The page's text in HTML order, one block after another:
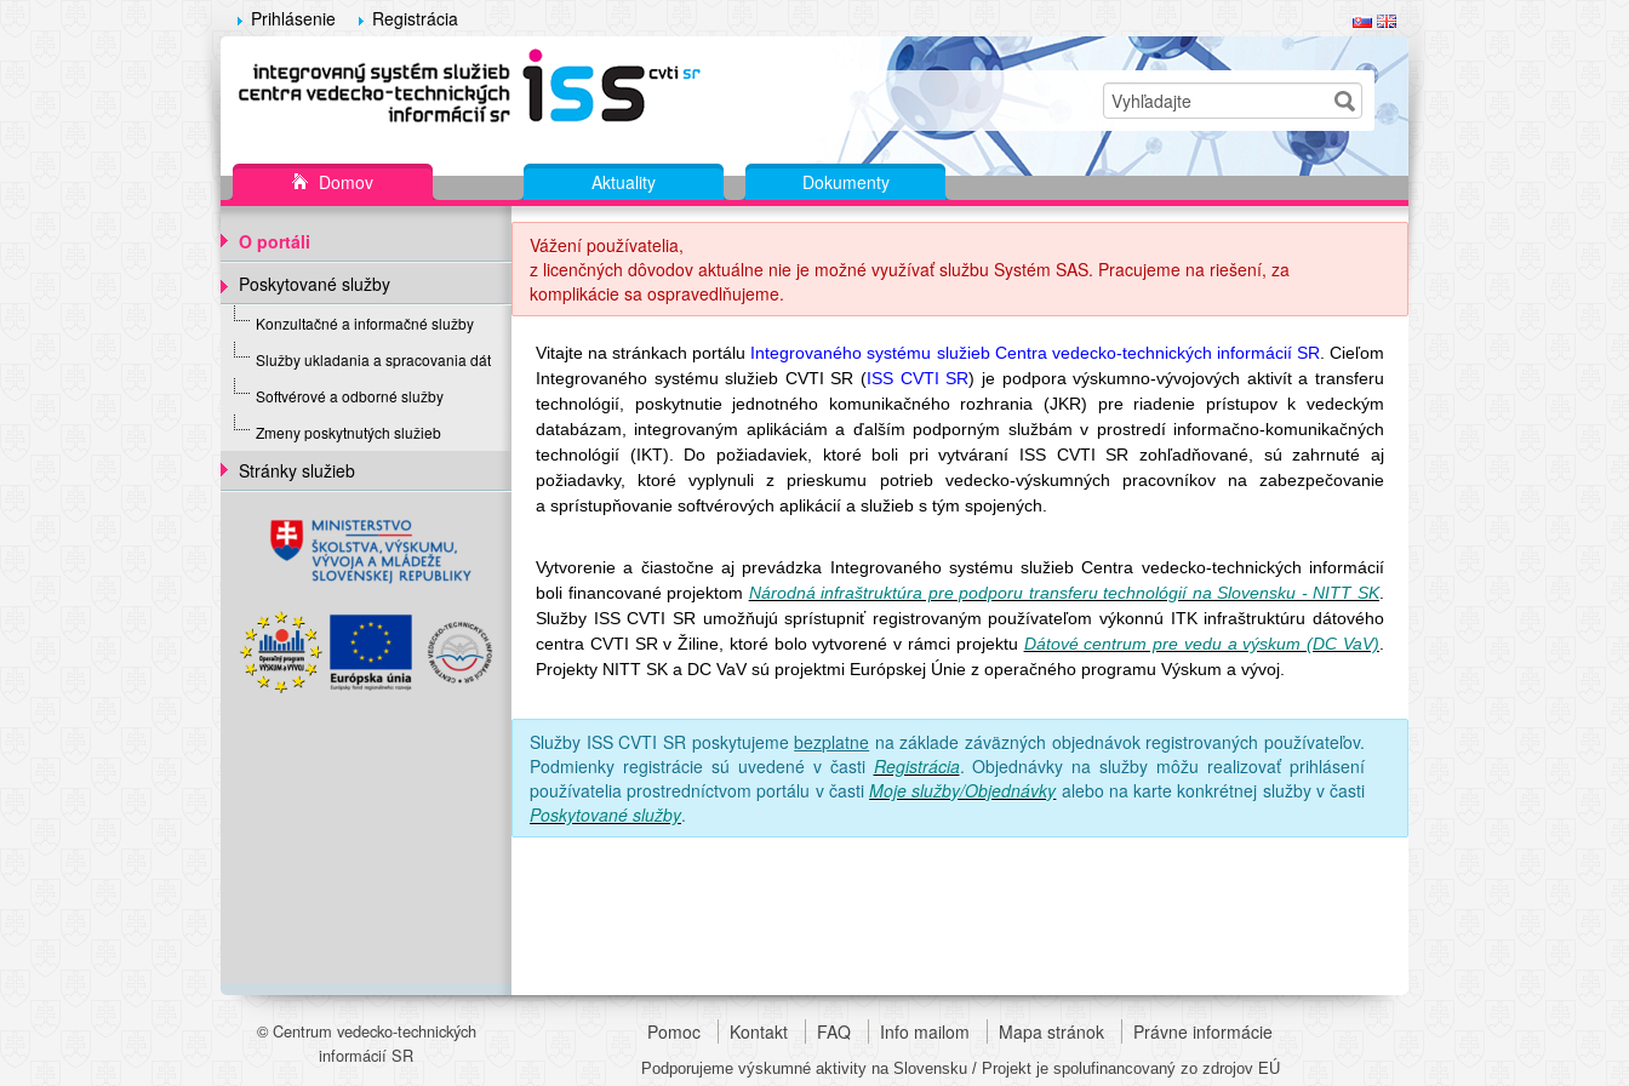
Prihlásenie Registrácia
Domov Aktuality Dokumenty
O portáli
Poskytované služby
Konzultačné a informačné služby
Služby ukladania a spracovania dát
Softvérové a odborné služby
Zmeny poskytnutých služieb
Stránky služieb
Vážení používatelia,
z licenčných dôvodov aktuálne nie je možné využívať službu Systém SAS. Pracujeme na riešení, za
komplikácie sa ospravedlňujeme.
Vitajte na stránkach portálu Integrovaného systému služieb Centra vedecko-technických informácií SR . Cieľom
Integrovaného systému služieb CVTI SR (ISS CVTI SR) je podpora výskumno-vývojových aktivít a transferu
technológií, poskytnutie jednotného komunikačného rozhrania (JKR) pre riadenie prístupov k vedeckým
databázam, integrovaným aplikáciám a ďalším podporným službám v prostredí informačno-komunikačných
technológií (IKT). Do požiadaviek, ktoré boli pri vytváraní ISS CVTI SR zohľadňované, sú zahrnuté aj
požiadavky, ktoré vyplynuli z prieskumu potrieb vedecko-výskumných pracovníkov na zabezpečovanie
a sprístupňovanie softvérových aplikácií a služieb s tým spojených.
Vytvorenie a čiastočne aj prevádzka Integrovaného systému služieb Centra vedecko-technických informácií
boli financované projektom Národná infraštruktúra pre podporu transferu technológií na Slovensku - NITT SK.
Služby ISS CVTI SR umožňujú sprístupniť registrovaným používateľom výkonnú ITK infraštruktúru dátového
centra CVTI SR v Žiline, ktoré bolo vytvorené v rámci projektu Dátové centrum pre vedu a výskum (DC VaV)
Projekty NITT SK a DC VaV sú projektmi Európskej Únie z operačného programu Výskum a vývoj.
Služby ISS CVTI SR poskytujemebezplatne na základe záväzných objednávok registrovaných používateľov.
Podmienky registrácie sú uvedené v časti Registrácia. Objednávky na služby môžu realizovať prihlásení
používatelia prostredníctvom portálu v častiMoje služby/Objednávkyalebo na karte konkrétnej služby v časti
Poskytované služby.
© Centrum vedecko-technických
informácií SR
Pomoc Kontakt FAQ Info mailom Mapa stránok Právne informácie
Podporujeme výskumné aktivity na Slovensku / Projekt je spolufinancovaný zo zdrojov EÚ